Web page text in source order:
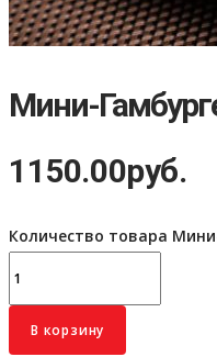
Мини-
1150.00руб.
Количество товара
В корзину